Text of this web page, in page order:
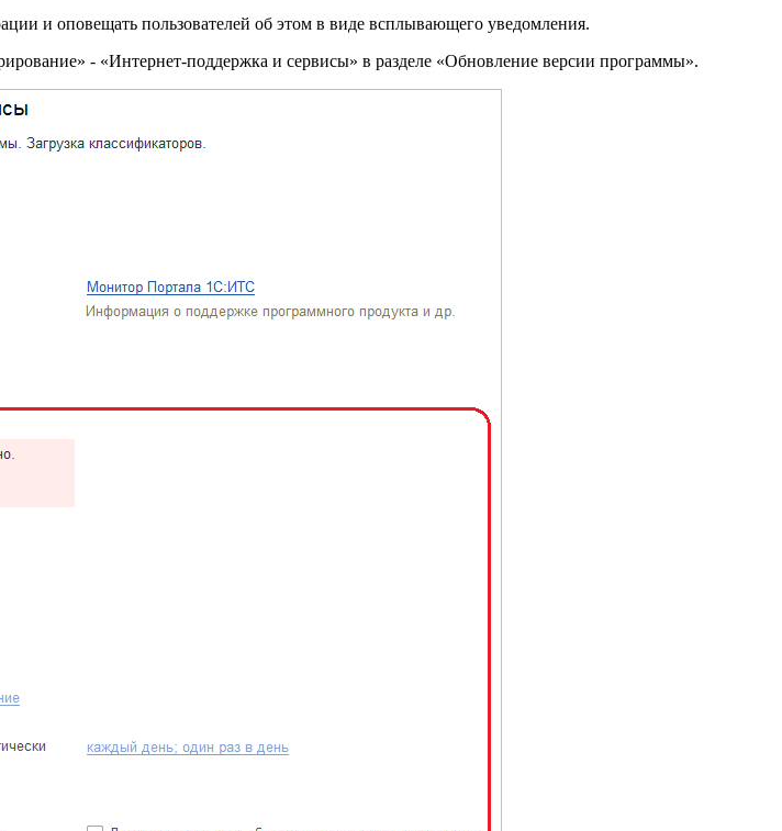
и оповещать пользователей об этом в виде всплывающего уведомления.
- «Интернет-поддержка и сервисы» в разделе «Обновление версии программы».